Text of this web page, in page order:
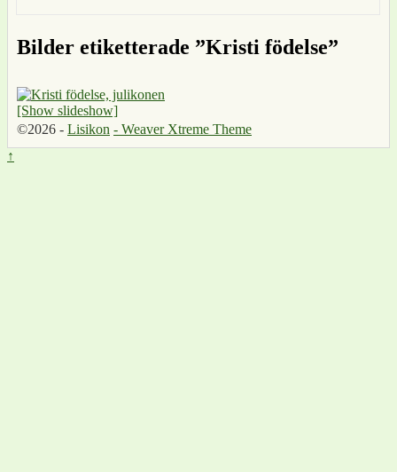
Bilder etiketterade ”Kristi födelse”
[Show slideshow]
©2026 - Lisikon - Weaver Xtreme Theme
↑